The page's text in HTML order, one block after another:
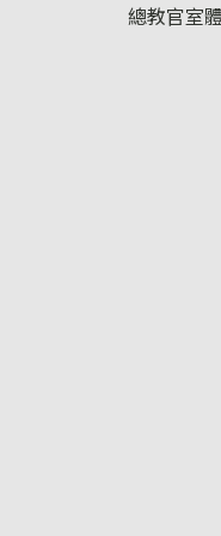
總教官室